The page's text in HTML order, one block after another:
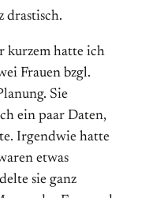
drastisch.
kurzem hatte ich
Frauen bzgl.
Sie
ein paar Daten,
Irgendwie hatte
etwas
sie ganz